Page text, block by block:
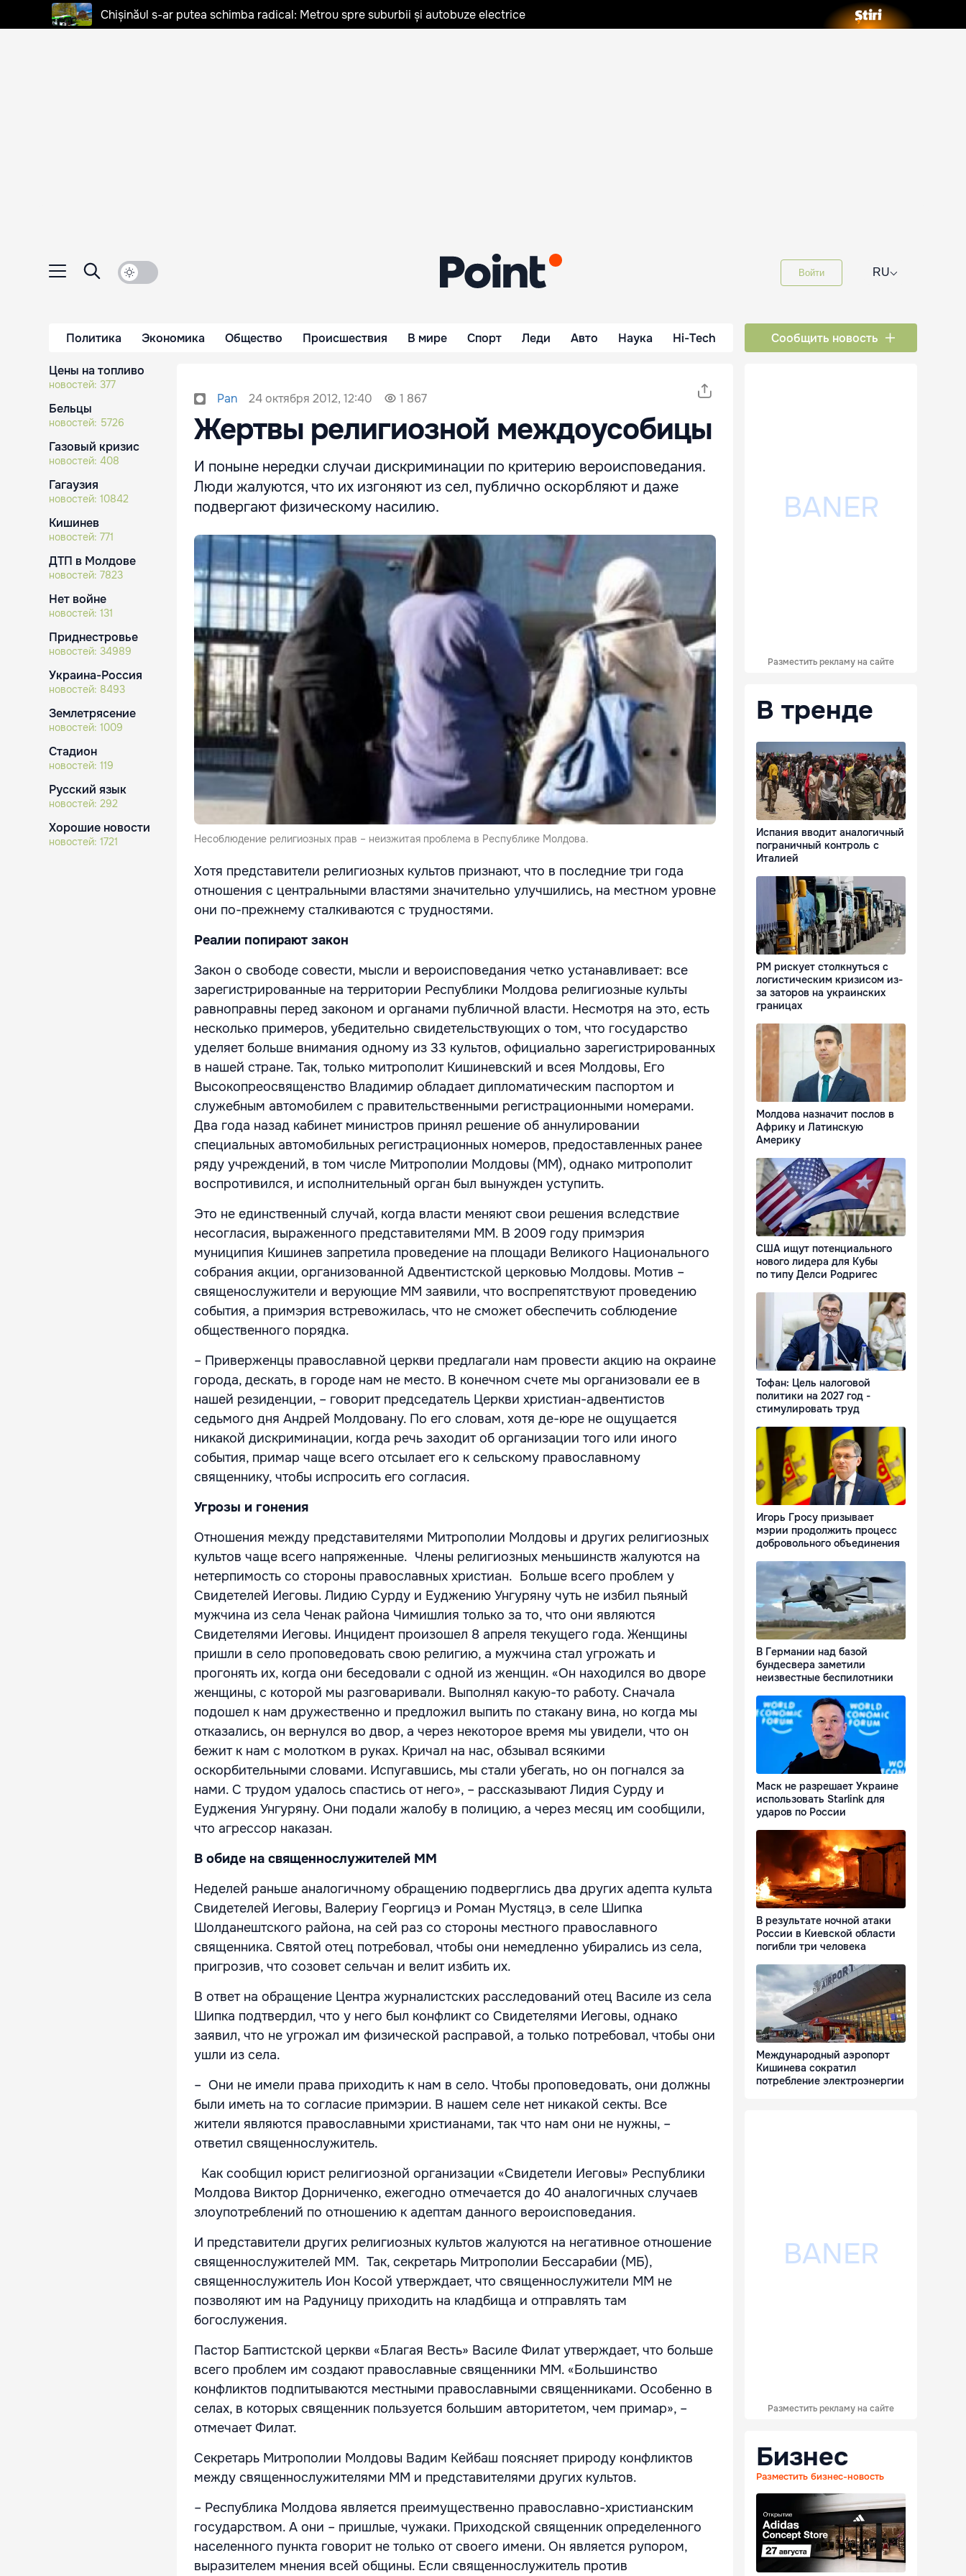
Chișinăul s-ar putea schimba radical: Metrou spre suburbii și autobuze electrice
Войти RU⌵
Политика Экономика Общество Происшествия В мире Спорт Леди Авто Наука Hi-Tech Сообщить новость
Цены на топливо
новостей: 377
Бельцы
новостей: 5726
Газовый кризис
новостей: 408
Гагаузия
новостей: 10842
Кишинев
новостей: 771
ДТП в Молдове
новостей: 7823
Нет войне
новостей: 131
Приднестровье
новостей: 34989
Украина-Россия
новостей: 8493
Землетрясение
новостей: 1009
Стадион
новостей: 119
Русский язык
новостей: 292
Хорошие новости
новостей: 1721
Pan 24 октября 2012, 12:40 1 867
Жертвы религиозной междоусобицы
И поныне нередки случаи дискриминации по критерию вероисповедания.
Люди жалуются, что их изгоняют из сел, публично оскорбляют и даже
подвергают физическому насилию.
Несоблюдение религиозных прав – неизжитая проблема в Республике Молдова.
Хотя представители религиозных культов признают, что в последние три года
отношения с центральными властями значительно улучшились, на местном уровне
они по-прежнему сталкиваются с трудностями.
Реалии попирают закон
Закон о свободе совести, мысли и вероисповедания четко устанавливает: все
зарегистрированные на территории Республики Молдова религиозные культы
равноправны перед законом и органами публичной власти. Несмотря на это, есть
несколько примеров, убедительно свидетельствующих о том, что государство
уделяет больше внимания одному из 33 культов, официально зарегистрированных
в нашей стране. Так, только митрополит Кишиневский и всея Молдовы, Его
Высокопреосвященство Владимир обладает дипломатическим паспортом и
служебным автомобилем с правительственными регистрационными номерами.
Два года назад кабинет министров принял решение об аннулировании
специальных автомобильных регистрационных номеров, предоставленных ранее
ряду учреждений, в том числе Митрополии Молдовы (ММ), однако митрополит
воспротивился, и исполнительный орган был вынужден уступить.
Это не единственный случай, когда власти меняют свои решения вследствие
несогласия, выраженного представителями ММ. В 2009 году примэрия
муниципия Кишинев запретила проведение на площади Великого Национального
собрания акции, организованной Адвентистской церковью Молдовы. Мотив –
священослужители и верующие ММ заявили, что воспрепятствуют проведению
события, а примэрия встревожилась, что не сможет обеспечить соблюдение
общественного порядка.
– Приверженцы православной церкви предлагали нам провести акцию на окраине
города, дескать, в городе нам не место. В конечном счете мы организовали ее в
нашей резиденции, – говорит председатель Церкви христиан-адвентистов
седьмого дня Андрей Молдовану. По его словам, хотя де-юре не ощущается
никакой дискриминации, когда речь заходит об организации того или иного
события, примар чаще всего отсылает его к сельскому православному
священнику, чтобы испросить его согласия.
Угрозы и гонения
Отношения между представителями Митрополии Молдовы и других религиозных
культов чаще всего напряженные. Члены религиозных меньшинств жалуются на
нетерпимость со стороны православных христиан. Больше всего проблем у
Свидетелей Иеговы. Лидию Сурду и Еуджению Унгуряну чуть не избил пьяный
мужчина из села Ченак района Чимишлия только за то, что они являются
Свидетелями Иеговы. Инцидент произошел 8 апреля текущего года. Женщины
пришли в село проповедовать свою религию, а мужчина стал угрожать и
прогонять их, когда они беседовали с одной из женщин. «Он находился во дворе
женщины, с которой мы разговаривали. Выполнял какую-то работу. Сначала
подошел к нам дружественно и предложил выпить по стакану вина, но когда мы
отказались, он вернулся во двор, а через некоторое время мы увидели, что он
бежит к нам с молотком в руках. Кричал на нас, обзывал всякими
оскорбительными словами. Испугавшись, мы стали убегать, но он погнался за
нами. С трудом удалось спастись от него», – рассказывают Лидия Сурду и
Еуджения Унгуряну. Они подали жалобу в полицию, а через месяц им сообщили,
что агрессор наказан.
В обиде на священнослужителей ММ
Неделей раньше аналогичному обращению подверглись два других адепта культа
Свидетелей Иеговы, Валериу Георгицэ и Роман Мустяцэ, в селе Шипка
Шолданештского района, на сей раз со стороны местного православного
священника. Святой отец потребовал, чтобы они немедленно убирались из села,
пригрозив, что созовет сельчан и велит избить их.
В ответ на обращение Центра журналистских расследований отец Василе из села
Шипка подтвердил, что у него был конфликт со Свидетелями Иеговы, однако
заявил, что не угрожал им физической расправой, а только потребовал, чтобы они
ушли из села.
– Они не имели права приходить к нам в село. Чтобы проповедовать, они должны
были иметь на то согласие примэрии. В нашем селе нет никакой секты. Все
жители являются православными христианами, так что нам они не нужны, –
ответил священнослужитель.
Как сообщил юрист религиозной организации «Свидетели Иеговы» Республики
Молдова Виктор Дорниченко, ежегодно отмечается до 40 аналогичных случаев
злоупотреблений по отношению к адептам данного вероисповедания.
И представители других религиозных культов жалуются на негативное отношение
священнослужителей MM. Так, секретарь Митрополии Бессарабии (МБ),
священнослужитель Ион Косой утверждает, что священнослужители MM не
позволяют им на Радуницу приходить на кладбища и отправлять там
богослужения.
Пастор Баптистской церкви «Благая Весть» Василе Филат утверждает, что больше
всего проблем им создают православные священники MM. «Большинство
конфликтов подпитываются местными православными священниками. Особенно в
селах, в которых священник пользуется большим авторитетом, чем примар», –
отмечает Филат.
Секретарь Митрополии Молдовы Вадим Кейбаш поясняет природу конфликтов
между священнослужителями MM и представителями других культов.
– Республика Молдова является преимущественно православно-христианским
государством. А они – пришлые, чужаки. Приходской священник определенного
населенного пункта говорит не только от своего имени. Он является рупором,
выразителем мнения всей общины. Если священнослужитель против
Разместить рекламу на сайте
В тренде
Испания вводит аналогичный
пограничный контроль с
Италией
РМ рискует столкнуться с
логистическим кризисом из-
за заторов на украинских
границах
Молдова назначит послов в
Африку и Латинскую
Америку
США ищут потенциального
нового лидера для Кубы
по типу Делси Родригес
Тофан: Цель налоговой
политики на 2027 год -
стимулировать труд
Игорь Гросу призывает
мэрии продолжить процесс
добровольного объединения
В Германии над базой
бундесвера заметили
неизвестные беспилотники
Маск не разрешает Украине
использовать Starlink для
ударов по России
В результате ночной атаки
России в Киевской области
погибли три человека
Международный аэропорт
Кишинева сократил
потребление электроэнергии
Разместить рекламу на сайте
Бизнес
Разместить бизнес-новость